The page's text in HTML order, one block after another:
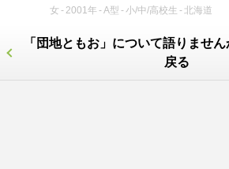
女 2001年 A型 小/中/高校生 北海道
「団地ともお」について語りませ
戻る